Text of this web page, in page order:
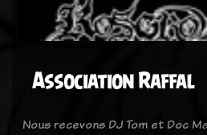
Association Raffal
Nous recevons DJ Tom et Doc